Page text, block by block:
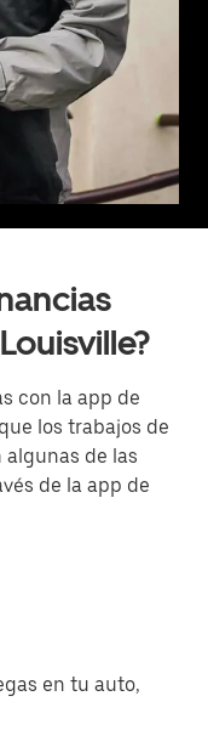
con la app de
los trabajos de
algunas de las
de la app de
en tu auto,